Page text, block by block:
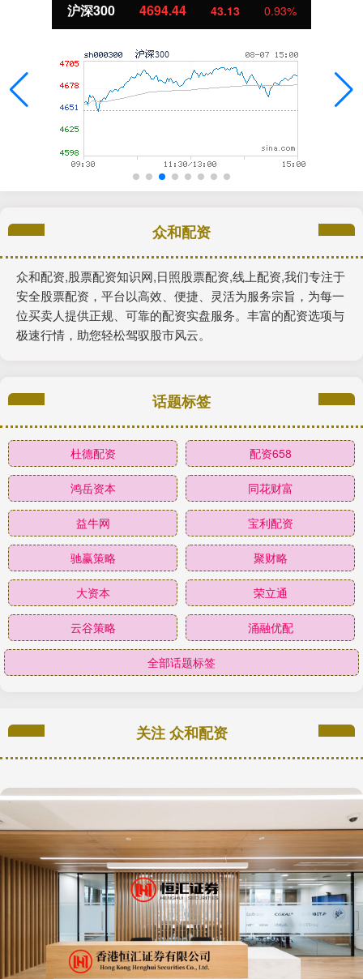
沪深300 4694.44 43.13 0.93%
众和配资
众和配资,股票配资知识网,日照股票配资,线上配资,我们专注于
安全股票配资，平台以高效、便捷、灵活为服务宗旨，为每一
位买卖人提供正规、可靠的配资实盘服务。丰富的配资选项与
极速行情，助您轻松驾驭股市风云。
话题标签
杜德配资 配资658
鸿岳资本 同花财富
益牛网 宝利配资
驰赢策略 聚财略
大资本 荣立通
云谷策略 涌融优配
全部话题标签
关注 众和配资